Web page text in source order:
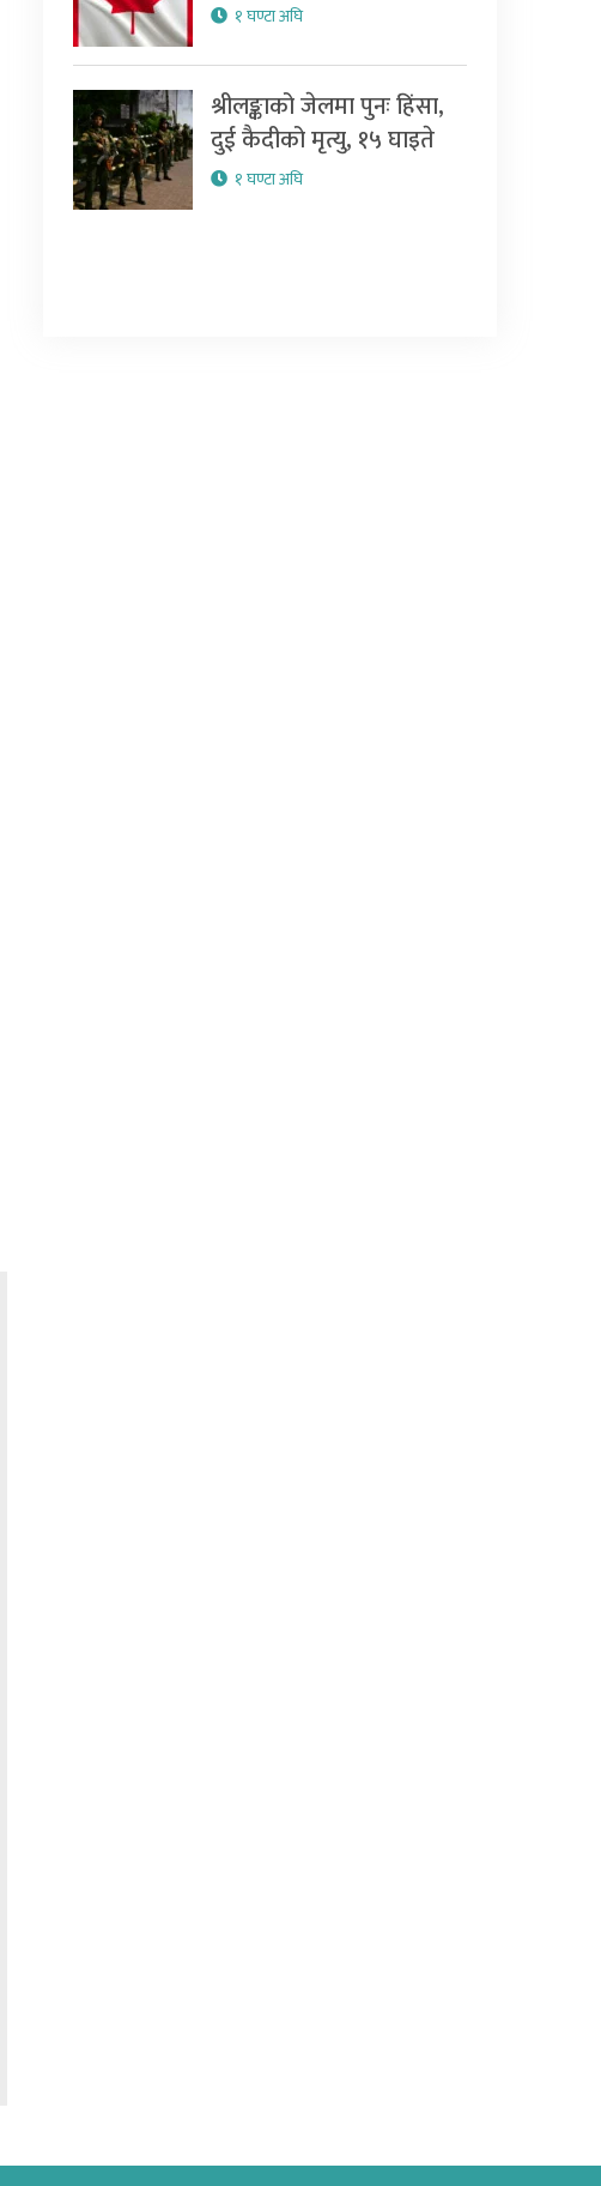
१ घण्टा अघि
श्रीलङ्काको जेलमा पुनः हिंसा,
दुई कैदीको मृत्यु, १५ घाइते
१ घण्टा अघि